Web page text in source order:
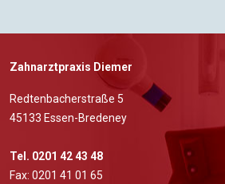
Zahnarztpraxis Diemer
Redtenbacherstraße 5
45133 Essen-Bredeney
Tel. 0201 42 43 48
Fax: 0201 41 01 65